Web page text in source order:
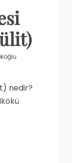
nedir?